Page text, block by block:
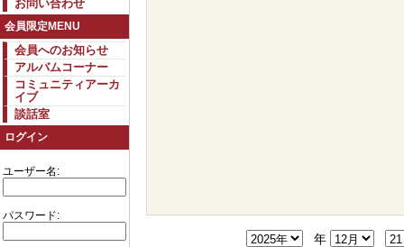
お問い合わせ
会員限定MENU
会員へのお知らせ
アルバムコーナー
コミュニティアーカ
イブ
談話室
ログイン
ユーザー名:
パスワード:
年